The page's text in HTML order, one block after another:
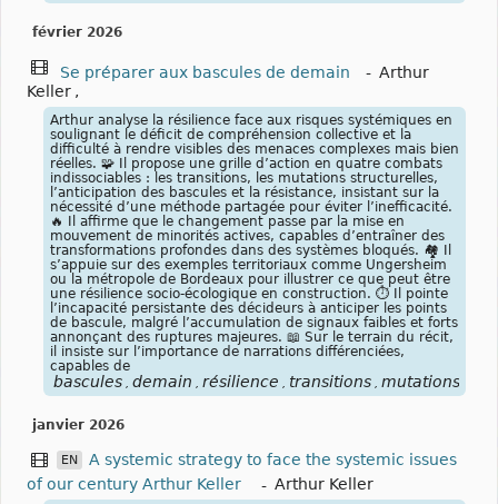
février 2026
Se préparer aux bascules de demain - Arthur
Keller ,
Arthur analyse la résilience face aux risques systémiques en
soulignant le déficit de compréhension collective et la
difficulté à rendre visibles des menaces complexes mais bien
réelles. 🧩 Il propose une grille d’action en quatre combats
indissociables : les transitions, les mutations structurelles,
l’anticipation des bascules et la résistance, insistant sur la
nécessité d’une méthode partagée pour éviter l’inefficacité.
🔥 Il affirme que le changement passe par la mise en
mouvement de minorités actives, capables d’entraîner des
transformations profondes dans des systèmes bloqués. 🏘️ Il
s’appuie sur des exemples territoriaux comme Ungersheim
ou la métropole de Bordeaux pour illustrer ce que peut être
une résilience socio-écologique en construction. ⏱️ Il pointe
l’incapacité persistante des décideurs à anticiper les points
de bascule, malgré l’accumulation de signaux faibles et forts
annonçant des ruptures majeures. 📖 Sur le terrain du récit,
il insiste sur l’importance de narrations différenciées,
capables de
bascules demain résilience transitions mutations
janvier 2026
EN
A systemic strategy to face the systemic issues
of our century Arthur Keller
- Arthur Keller